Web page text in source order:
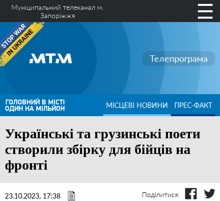
Муніципальний телеканал м.
Запоріжжя
Телепрограма
ГОЛОВНИЙ В МІСТІ
ОДИН НА МІЛЬЙОН МІСЦЕВІ НОВИНИ ПРЕС-ФАКТ
Українські та грузинські поети
створили збірку для бійців на
фронті
23.10.2023, 17:38 Поділитися: